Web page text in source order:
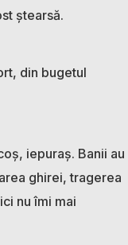
ștearsă.
din bugetul
iepuraș. Banii au
ghirei, tragerea
nu îmi mai